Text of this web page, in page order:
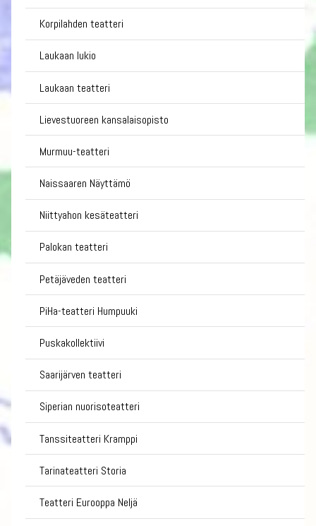
Korpilahden teatteri
Laukaan lukio
Laukaan teatteri
Lievestuoreen kansalaisopisto
Murmuu-teatteri
Naissaaren Näyttämö
Niittyahon kesäteatteri
Palokan teatteri
Petäjäveden teatteri
PiHa-teatteri Humpuuki
Puskakollektiivi
Saarijärven teatteri
Siperian nuorisoteatteri
Tanssiteatteri Kramppi
Tarinateatteri Storia
Teatteri Eurooppa Neljä